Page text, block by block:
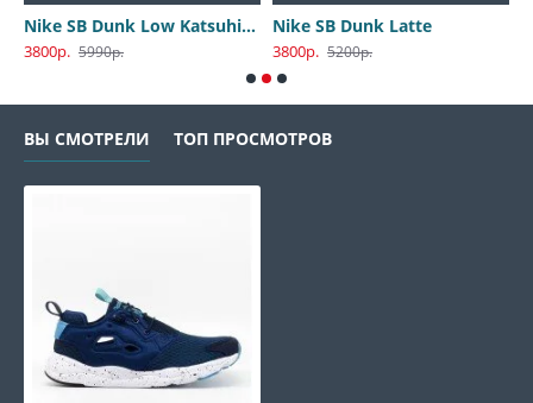
Nike SB Dunk Low Katsuhiro Otomo
3800р. 5990р.
Nike SB Dunk Latte
3800р. 5200р.
ВЫ СМОТРЕЛИ ТОП ПРОСМОТРОВ